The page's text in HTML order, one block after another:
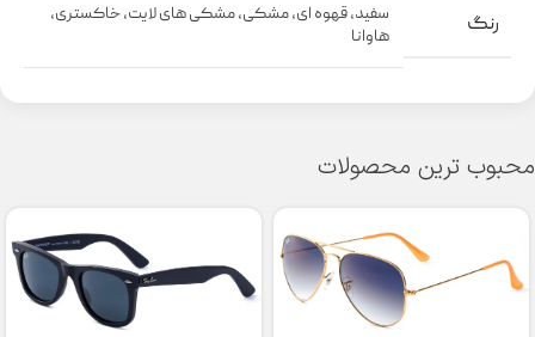
رنگ سفید,قهوه ای,مشکی,مشکی های لایت,خاکستری,
هاوانا
محبوب ترین محصولات